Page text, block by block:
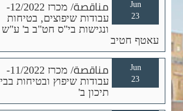
Jun
23 مناقصة/ מכרז 12/2022-
עבודות שיפוצים, בטיחות
ונגישות בי"ס חט"ב ב' ע"ש
עאטף חטיב
Jun
23 مناقصة/ מכרז 11/2022-
עבודות שיפוץ ובטיחות
תיכון ב'